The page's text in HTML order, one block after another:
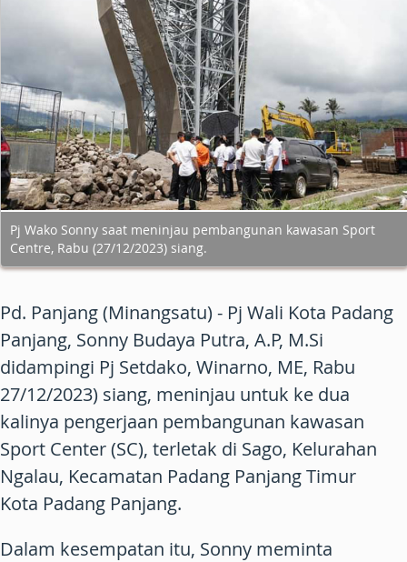
Pj Wako Sonny saat meninjau pembangunan kawasan Sport
Centre, Rabu (27/12/2023) siang.
Pd. Panjang (Minangsatu) - Pj Wali Kota Padang
Panjang, Sonny Budaya Putra, A.P, M.Si
didampingi Pj Setdako, Winarno, ME, Rabu
27/12/2023) siang, meninjau untuk ke dua
kalinya pengerjaan pembangunan kawasan
Sport Center (SC), terletak di Sago, Kelurahan
Ngalau, Kecamatan Padang Panjang Timur
Kota Padang Panjang.
Dalam kesempatan itu, Sonny meminta